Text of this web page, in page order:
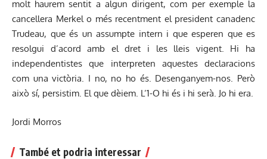
molt haurem sentit a algun dirigent, com per exemple la
cancellera Merkel o més recentment el president canadenc
Trudeau, que és un assumpte intern i que esperen que es
resolgui d’acord amb el dret i les lleis vigent. Hi ha
independentistes que interpreten aquestes declaracions
com una victòria. I no, no ho és. Desenganyem-nos. Però
això sí, persistim. El que dèiem. L’1-O hi és i hi serà. Jo hi era.
Jordi Morros
També et podria interessar